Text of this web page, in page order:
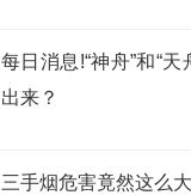
每日消息!“神舟”和“
出来？
三手烟危害竟然这么